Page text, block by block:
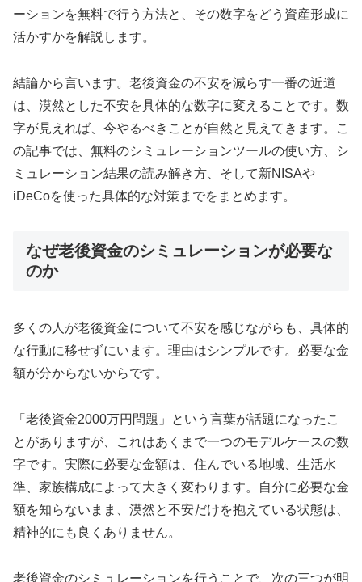
ーションを無料で行う方法と、その数字をどう資産形成に
活かすかを解説します。
結論から言います。老後資金の不安を減らす一番の近道
は、漠然とした不安を具体的な数字に変えることです。数
字が見えれば、今やるべきことが自然と見えてきます。こ
の記事では、無料のシミュレーションツールの使い方、シ
ミュレーション結果の読み解き方、そして新NISAや
iDeCoを使った具体的な対策までをまとめます。
なぜ老後資金のシミュレーションが必要な
のか
多くの人が老後資金について不安を感じながらも、具体的
な行動に移せずにいます。理由はシンプルです。必要な金
額が分からないからです。
「老後資金2000万円問題」という言葉が話題になったこ
とがありますが、これはあくまで一つのモデルケースの数
字です。実際に必要な金額は、住んでいる地域、生活水
準、家族構成によって大きく変わります。自分に必要な金
額を知らないまま、漠然と不安だけを抱えている状態は、
精神的にも良くありません。
老後資金のシミュレーションを行うことで、次の三つが明